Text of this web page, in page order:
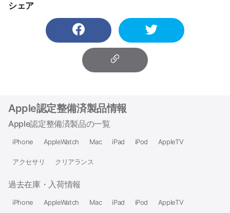
シェア
Apple認定整備済製品情報
Apple認定整備済製品の一覧
iPhone AppleWatch Mac iPad iPod AppleTV
アクセサリ クリアランス
過去在庫・入荷情報
iPhone AppleWatch Mac iPad iPod AppleTV